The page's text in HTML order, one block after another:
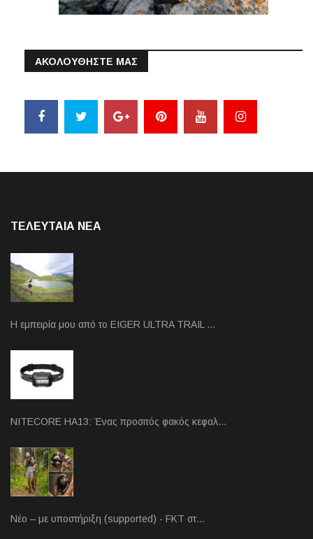
ΑΚΟΛΟΥΘΗΣΤΕ ΜΑΣ
ΤΕΛΕΥΤΑΙΑ NEA
Η εμπειρία μου από το EIGER ULTRA TRAIL …
NITECORE HA13: Ένας προσιτός φακός κεφαλ…
Νέο – με υποστήριξη (supported) - FKT στ…